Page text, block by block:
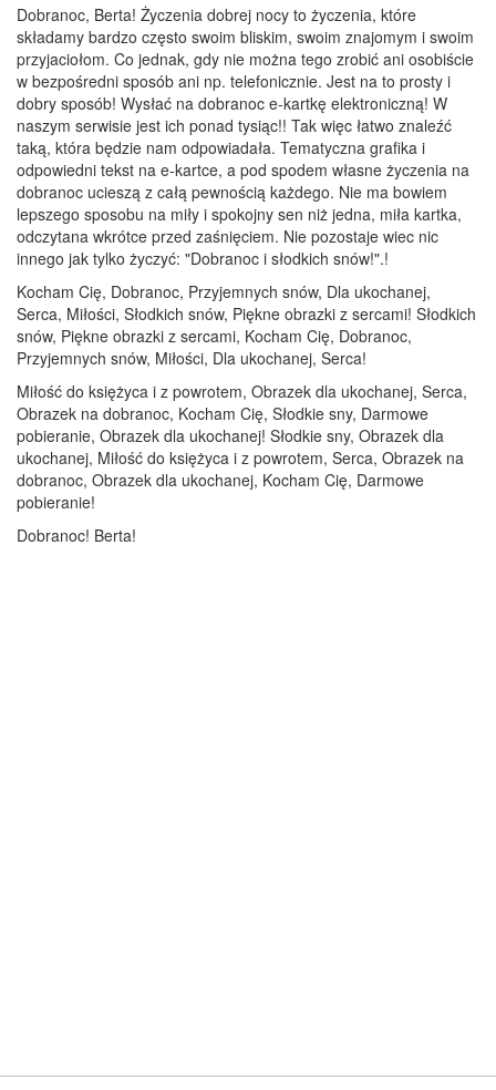
Dobranoc, Berta! Życzenia dobrej nocy to życzenia, które
składamy bardzo często swoim bliskim, swoim znajomym i swoim
przyjaciołom. Co jednak, gdy nie można tego zrobić ani osobiście
w bezpośredni sposób ani np. telefonicznie. Jest na to prosty i
dobry sposób! Wysłać na dobranoc e-kartkę elektroniczną! W
naszym serwisie jest ich ponad tysiąc!! Tak więc łatwo znaleźć
taką, która będzie nam odpowiadała. Tematyczna grafika i
odpowiedni tekst na e-kartce, a pod spodem własne życzenia na
dobranoc ucieszą z całą pewnością każdego. Nie ma bowiem
lepszego sposobu na miły i spokojny sen niż jedna, miła kartka,
odczytana wkrótce przed zaśnięciem. Nie pozostaje wiec nic
innego jak tylko życzyć: "Dobranoc i słodkich snów!".!
Kocham Cię, Dobranoc, Przyjemnych snów, Dla ukochanej,
Serca, Miłości, Słodkich snów, Piękne obrazki z sercami! Słodkich
snów, Piękne obrazki z sercami, Kocham Cię, Dobranoc,
Przyjemnych snów, Miłości, Dla ukochanej, Serca!
Miłość do księżyca i z powrotem, Obrazek dla ukochanej, Serca,
Obrazek na dobranoc, Kocham Cię, Słodkie sny, Darmowe
pobieranie, Obrazek dla ukochanej! Słodkie sny, Obrazek dla
ukochanej, Miłość do księżyca i z powrotem, Serca, Obrazek na
dobranoc, Obrazek dla ukochanej, Kocham Cię, Darmowe
pobieranie!
Dobranoc! Berta!